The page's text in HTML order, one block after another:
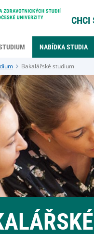
CHCI
NABÍDKA STUDIA
Bakalářské studium